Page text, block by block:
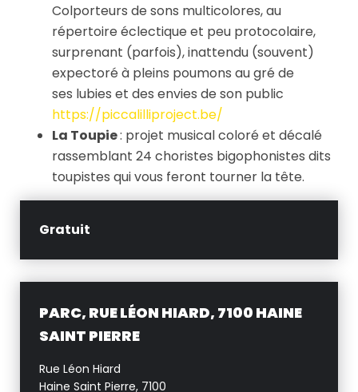
Colporteurs de sons multicolores, au
répertoire éclectique et peu protocolaire,
surprenant (parfois), inattendu (souvent)
expectoré à pleins poumons au gré de
ses lubies et des envies de son public
https://piccalilliproject.be/
La Toupie: projet musical coloré et décalé
rassemblant 24 choristes bigophonistes dits
toupistes qui vous feront tourner la tête.
Gratuit
PARC, RUE LÉON HIARD, 7100 HAINE
SAINT PIERRE
Rue Léon Hiard
Haine Saint Pierre, 7100